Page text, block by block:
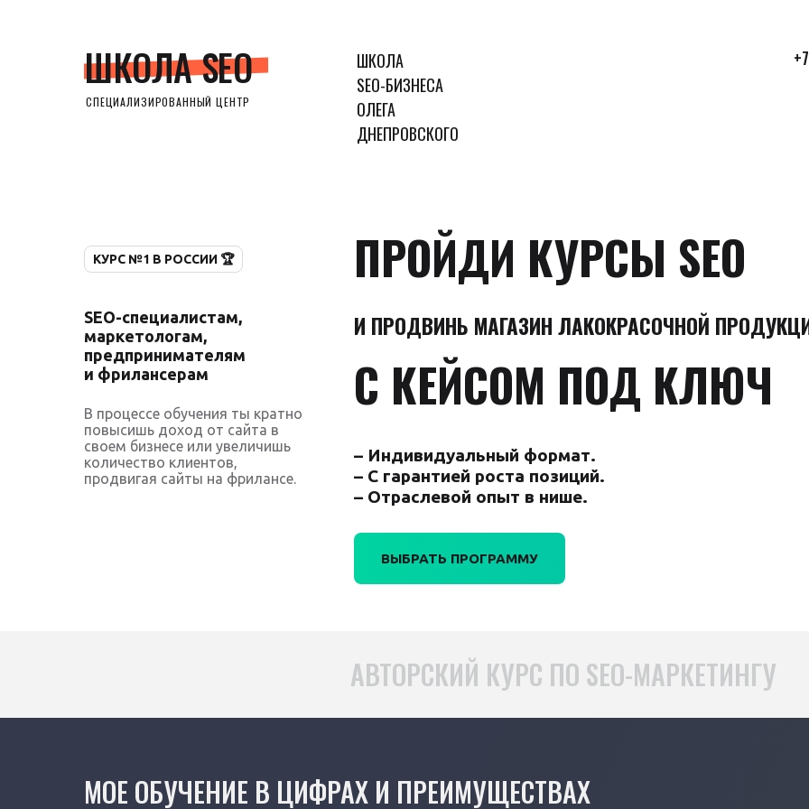
ШКОЛА SEO
СПЕЦИАЛИЗИРОВАННЫЙ ЦЕНТР
ШКОЛА
SEO-БИЗНЕСА
ОЛЕГА
ДНЕПРОВСКОГО
КУРС №1 В РОССИИ 🏆
SEO-специалистам,
маркетологам,
предпринимателям
и фрилансерам
В процессе обучения ты кратно
повысишь доход от сайта в
своем бизнесе или увеличишь
количество клиентов,
продвигая сайты на фрилансе.
ПРОЙДИ КУРСЫ SEO
И ПРОДВИНЬ МАГАЗИН ЛАКОКРАСОЧНОЙ
С КЕЙСОМ ПОД КЛЮЧ
– Индивидуальный формат.
– С гарантией роста позиций.
– Отраслевой опыт в нише.
ВЫБРАТЬ ПРОГРАММУ
АВТОРСКИЙ КУРС ПО SEO-МАРКЕТИНГУ
МОЕ ОБУЧЕНИЕ В ЦИФРАХ И ПРЕИМУЩЕСТВАХ